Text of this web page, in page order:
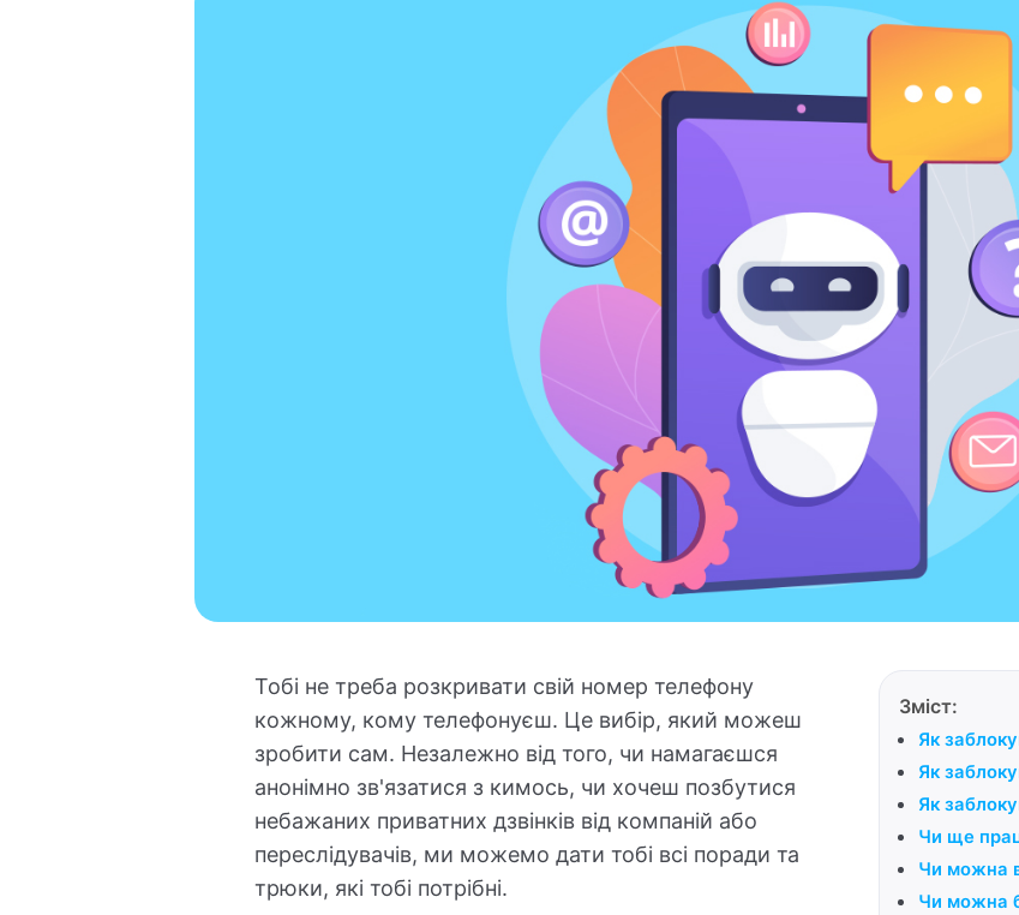
Зміст:
Як
Як
Як
Чи ще
Чи можна
Чи можна
Тобі не треба розкривати свій номер телефону
кожному, кому телефонуєш. Це вибір, який можеш
зробити сам. Незалежно від того, чи намагаєшся
анонімно зв'язатися з кимось, чи хочеш позбутися
небажаних приватних дзвінків від компаній або
переслідувачів, ми можемо дати тобі всі поради та
трюки, які тобі потрібні.